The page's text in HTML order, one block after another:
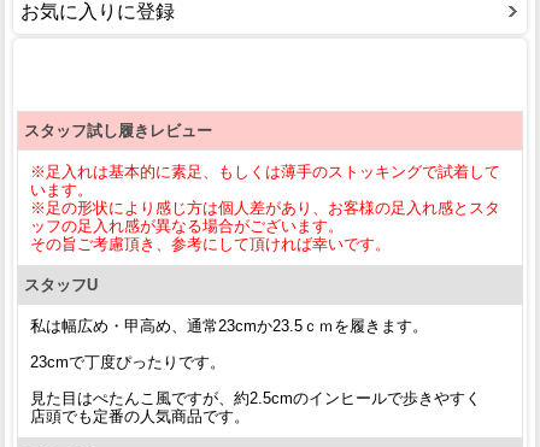
お気に入りに登録
スタッフ試し履きレビュー
※足入れは基本的に素足、もしくは薄手のストッキングで試着して
います。
※足の形状により感じ方は個人差があり、お客様の足入れ感とスタ
ッフの足入れ感が異なる場合がございます。
その旨ご考慮頂き、参考にして頂ければ幸いです。
スタッフU
私は幅広め・甲高め、通常23cmか23.5ｃｍを履きます。
23cmで丁度ぴったりです。
見た目はぺたんこ風ですが、約2.5cmのインヒールで歩きやすく
店頭でも定番の人気商品です。